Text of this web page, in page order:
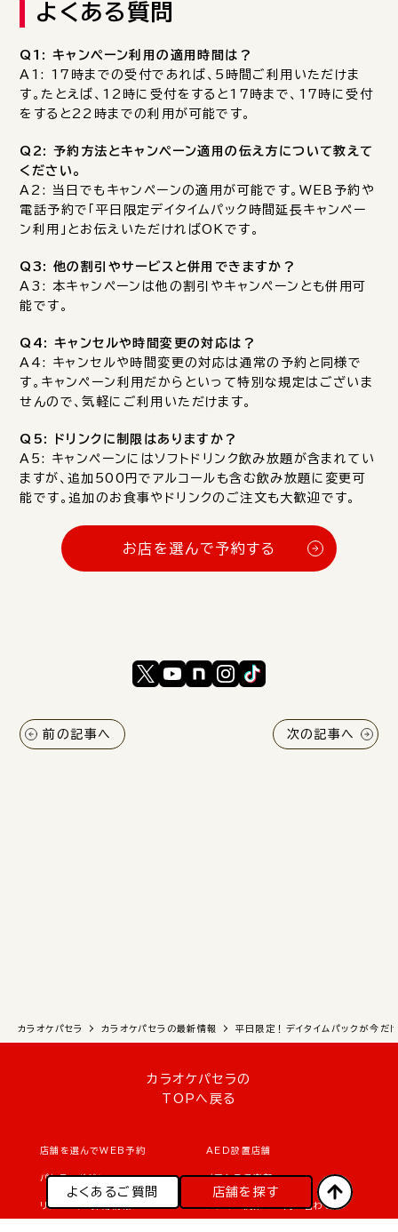
よくある質問
Q1: キャンペーン利用の適用時間は？
A1: 17時までの受付であれば、5時間ご利用いただけま
す。たとえば、12時に受付をすると17時まで、17時に受付
をすると22時までの利用が可能です。
Q2: 予約方法とキャンペーン適用の伝え方について教えて
ください。
A2: 当日でもキャンペーンの適用が可能です。WEB予約や
電話予約で「平日限定デイタイムパック時間延長キャンペー
ン利用」とお伝えいただければOKです。
Q3: 他の割引やサービスと併用できますか？
A3: 本キャンペーンは他の割引やキャンペーンとも併用可
能です。
Q4: キャンセルや時間変更の対応は？
A4: キャンセルや時間変更の対応は通常の予約と同様で
す。キャンペーン利用だからといって特別な規定はございま
せんので、気軽にご利用いただけます。
Q5: ドリンクに制限はありますか？
A5: キャンペーンにはソフトドリンク飲み放題が含まれてい
ますが、追加500円でアルコールも含む飲み放題に変更可
能です。追加のお食事やドリンクのご注文も大歓迎です。
お店を選んで予約する
前の記事へ 次の記事へ
カラオケパセラ カラオケパセラの最新情報 平日限定！デイタイムパックが今だ
カラオケパセラの
TOPへ戻る
店舗を選んでWEB予約 AED設置店舗
パセラマガジン オアシス倶楽部
リクルート・採用情報 メディア関係のお問い合わせ
よくあるご質問 店舗を探す
よくあるご質問 店舗を探す